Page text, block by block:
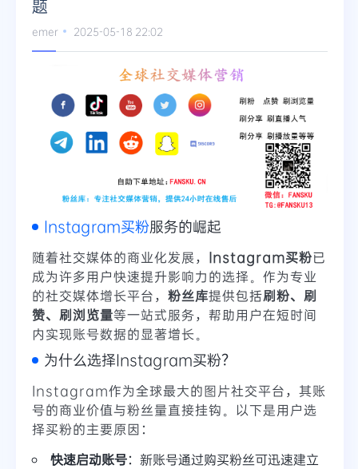
题
emer 2025-05-18 22:02
Instagram买粉服务的崛起
随着社交媒体的商业化发展， Instagram买粉已
成为许多用户快速提升影响力的选择。作为专业
的社交媒体增长平台， 粉丝库提供包括刷粉、刷
赞、刷浏览量等一站式服务，帮助用户在短时间
内实现账号数据的显著增长。
为什么选择Instagram买粉？
Instagram作为全球最大的图片社交平台，其账
号的商业价值与粉丝量直接挂钩。以下是用户选
择买粉的主要原因：
快速启动账号：新账号通过购买粉丝可迅速建立